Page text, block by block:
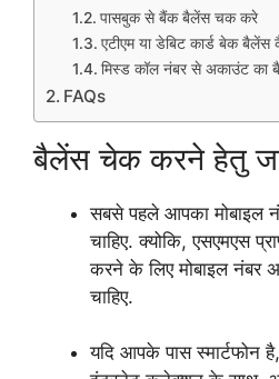
पासबुक से बैंक बैलेंस चक करे
एटीएम या डेबिट कार्ड बेक
मिस्ड कॉल नंबर से अकाउंट
FAQs
बैलेंस चेक करने हेतु
सबसे पहले आपका मोबाइल
चाहिए. क्योकि, एसएमएस
करने के लिए मोबाइल नंबर
चाहिए.
यदि आपके पास स्मार्टफोन